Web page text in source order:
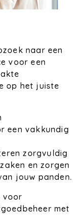
naar een
voor een
op het juiste
een vakkundig
zorgvuldig
en zorgen
jouw panden.
voor
met